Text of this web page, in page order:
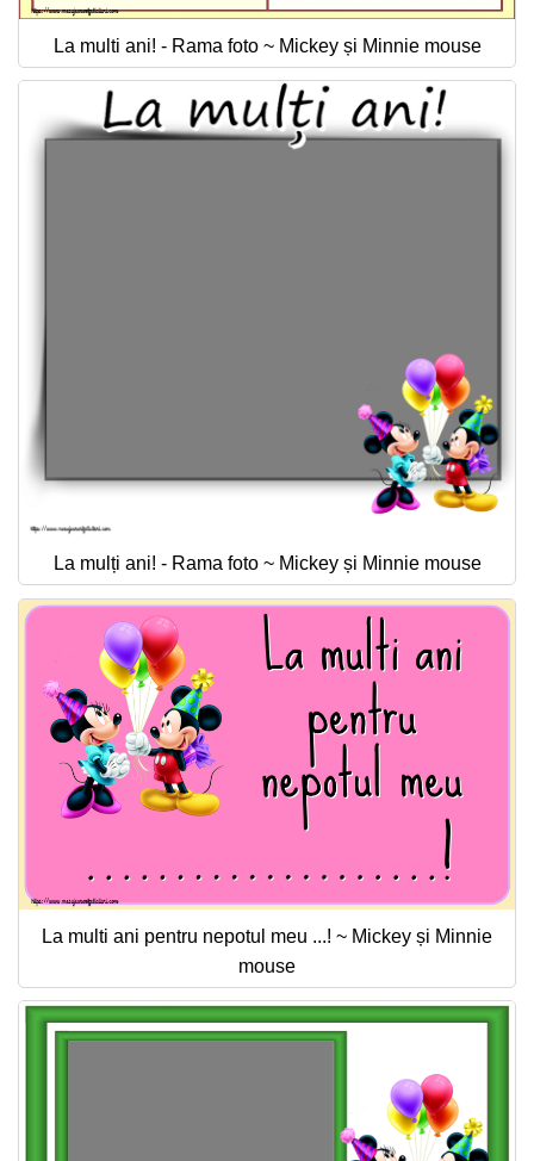
La multi ani! - Rama foto ~ Mickey și Minnie mouse
La mulți ani! - Rama foto ~ Mickey și Minnie mouse
La multi ani pentru nepotul meu ...! ~ Mickey și Minnie
mouse